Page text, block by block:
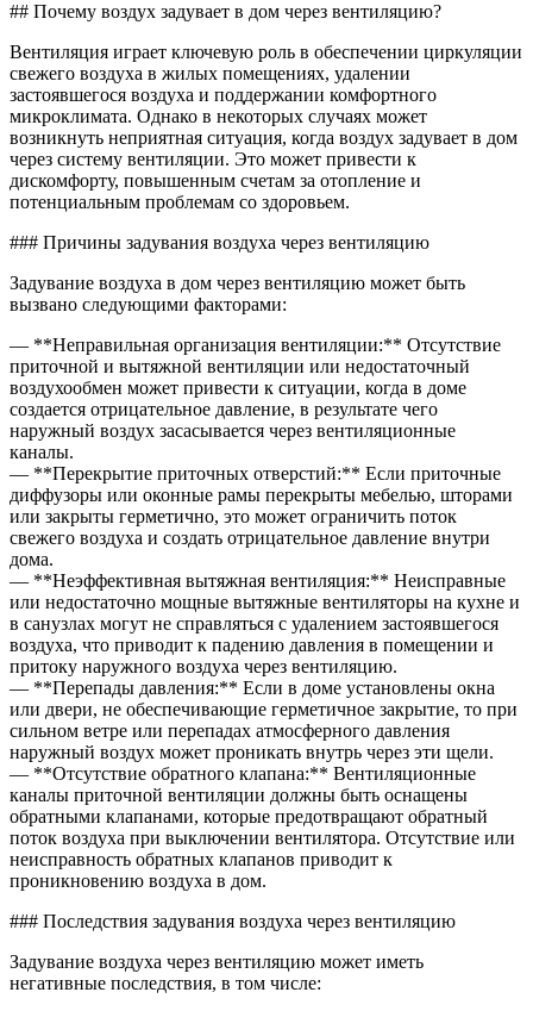
в
## Почему воздух задувает в дом через вентиляцию?
Вентиляция играет ключевую роль в обеспечении циркуляции
свежего воздуха в жилых помещениях, удалении
застоявшегося воздуха и поддержании комфортного
микроклимата. Однако в некоторых случаях может
возникнуть неприятная ситуация, когда воздух задувает в дом
через систему вентиляции. Это может привести к
дискомфорту, повышенным счетам за отопление и
потенциальным проблемам со здоровьем.
### Причины задувания воздуха через вентиляцию
Задувание воздуха в дом через вентиляцию может быть
вызвано следующими факторами:
— **Неправильная организация вентиляции:** Отсутствие
приточной и вытяжной вентиляции или недостаточный
воздухообмен может привести к ситуации, когда в доме
создается отрицательное давление, в результате чего
наружный воздух засасывается через вентиляционные
каналы.
— **Перекрытие приточных отверстий:** Если приточные
диффузоры или оконные рамы перекрыты мебелью, шторами
или закрыты герметично, это может ограничить поток
свежего воздуха и создать отрицательное давление внутри
дома.
— **Неэффективная вытяжная вентиляция:** Неисправные
или недостаточно мощные вытяжные вентиляторы на кухне и
в санузлах могут не справляться с удалением застоявшегося
воздуха, что приводит к падению давления в помещении и
притоку наружного воздуха через вентиляцию.
— **Перепады давления:** Если в доме установлены окна
или двери, не обеспечивающие герметичное закрытие, то при
сильном ветре или перепадах атмосферного давления
наружный воздух может проникать внутрь через эти щели.
— **Отсутствие обратного клапана:** Вентиляционные
каналы приточной вентиляции должны быть оснащены
обратными клапанами, которые предотвращают обратный
поток воздуха при выключении вентилятора. Отсутствие или
неисправность обратных клапанов приводит к
проникновению воздуха в дом.
### Последствия задувания воздуха через вентиляцию
Задувание воздуха через вентиляцию может иметь
негативные последствия, в том числе: